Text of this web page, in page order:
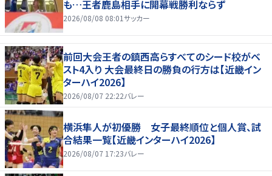
も…王者鹿島相手に開幕戦勝利ならず
2026/08/08 08:01サッカー
前回大会王者の鎮西高らすべてのシード校がベ
スト4入り 大会最終日の勝負の行方は【近畿イン
ターハイ2026】
2026/08/07 22:22バレー
横浜隼人が初優勝 女子最終順位と個人賞、試
合結果一覧【近畿インターハイ2026】
2026/08/07 17:23バレー